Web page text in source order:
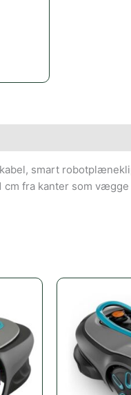
smart
fra kanter som vægge